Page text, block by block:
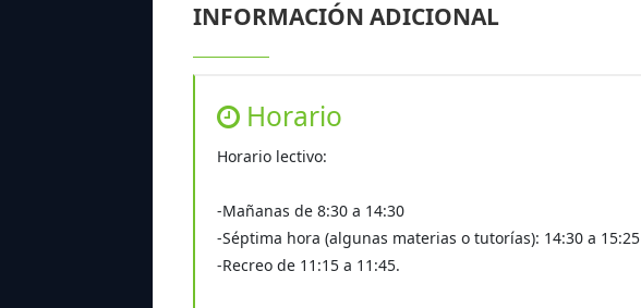
INFORMACIÓN ADICIONAL
Horario
Horario lectivo:
-Mañanas de 8:30 a 14:30
-Séptima hora (algunas materias o tutorías): 14:30 a 15:25
-Recreo de 11:15 a 11:45.